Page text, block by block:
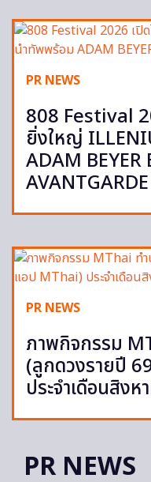
PR NEWS
808 Festival
ยิ่งใหญ่
ADAM BEYER
AVANTGARDE
PR NEWS
ภาพกิจกรรม
(ลูกดวงรายปี
ประจำเดือนสิง
PR NEWS